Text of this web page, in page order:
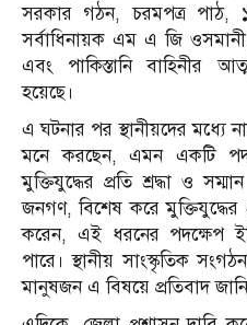
সরকার গঠন, চরমপত্র পাঠ,
সর্বাধিনায়ক এম এ জি
এবং পাকিস্তানি বাহিনীর
হয়েছে।
এ ঘটনার পর স্থানীয়দের মধ্যে
মনে করছেন, এমন একটি
মুক্তিযুদ্ধের প্রতি শ্রদ্ধা ও
জনগণ, বিশেষ করে মুক্তিযুদ্ধের
করেন, এই ধরনের পদক্ষেপ
পারে। স্থানীয় সাংস্কৃতিক
মানুষজন এ বিষয়ে প্রতিবাদ